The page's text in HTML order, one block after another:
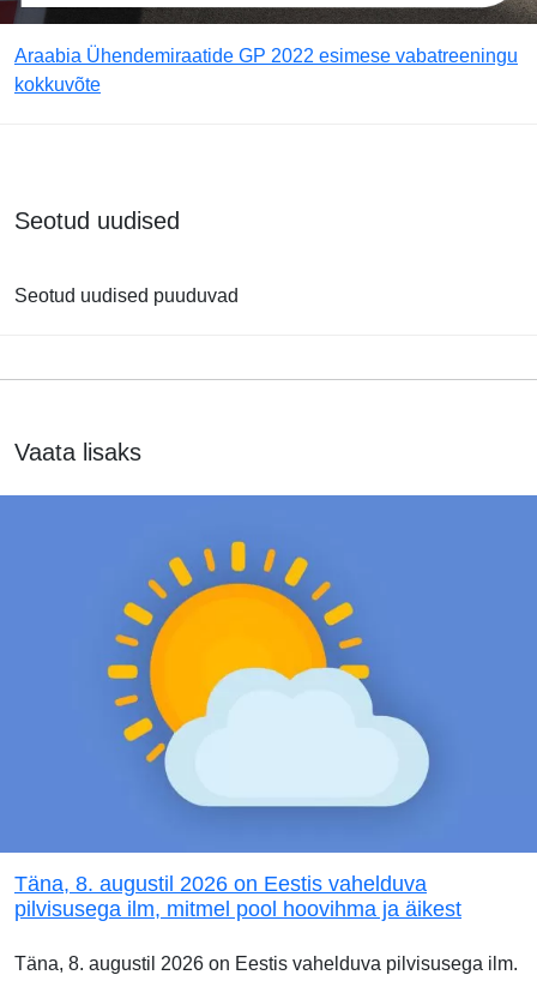
Araabia Ühendemiraatide GP 2022 esimese vabatreeningu
kokkuvõte
Seotud uudised
Seotud uudised puuduvad
Vaata lisaks
Täna, 8. augustil 2026 on Eestis vahelduva
pilvisusega ilm, mitmel pool hoovihma ja äikest
Täna, 8. augustil 2026 on Eestis vahelduva pilvisusega ilm.